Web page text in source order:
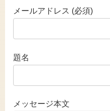
メールアドレス (必須)
題名
メッセージ本文